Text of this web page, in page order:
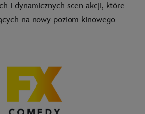
i dynamicznych scen akcji, które
na nowy poziom kinowego